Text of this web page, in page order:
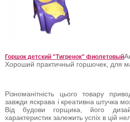
Горшок детский "Тигренок" фиолетовый
Хороший практичный горшочек, для
Різноманітність цього товару
завжди яскрава і креативна штучка
Від будови горщика, його
характеристик залежить успіх в цій